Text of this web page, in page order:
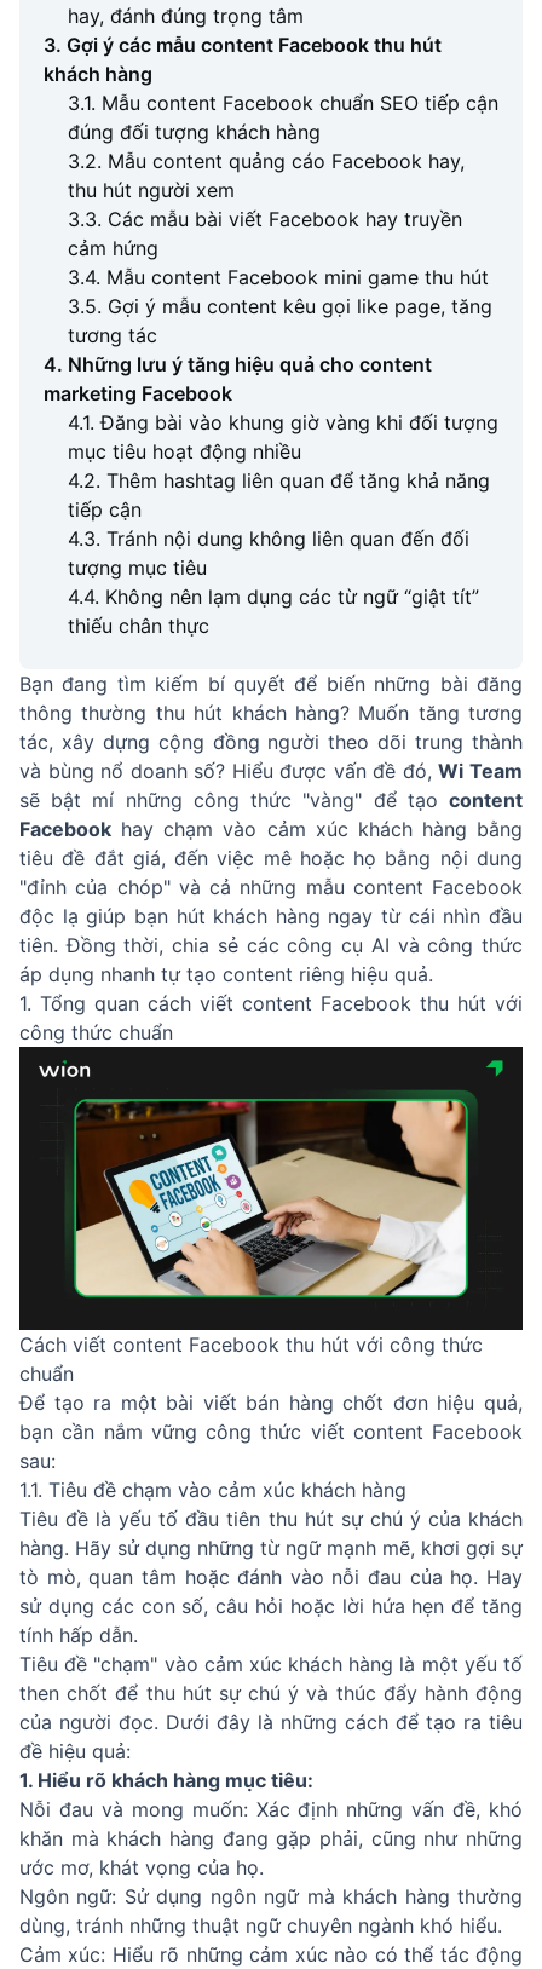
hay, đánh đúng trọng tâm
3. Gợi ý các mẫu content Facebook thu hút
khách hàng
3.1. Mẫu content Facebook chuẩn SEO tiếp cận
đúng đối tượng khách hàng
3.2. Mẫu content quảng cáo Facebook hay,
thu hút người xem
3.3. Các mẫu bài viết Facebook hay truyền
cảm hứng
3.4. Mẫu content Facebook mini game thu hút
3.5. Gợi ý mẫu content kêu gọi like page, tăng
tương tác
4. Những lưu ý tăng hiệu quả cho content
marketing Facebook
4.1. Đăng bài vào khung giờ vàng khi đối tượng
mục tiêu hoạt động nhiều
4.2. Thêm hashtag liên quan để tăng khả năng
tiếp cận
4.3. Tránh nội dung không liên quan đến đối
tượng mục tiêu
4.4. Không nên lạm dụng các từ ngữ “giật tít”
thiếu chân thực
Bạn đang tìm kiếm bí quyết để biến những bài đăng
thông thường thu hút khách hàng? Muốn tăng tương
tác, xây dựng cộng đồng người theo dõi trung thành
và bùng nổ doanh số? Hiểu được vấn đề đó,Wi Team
sẽ bật mí những công thức "vàng" để tạo content
Facebook hay chạm vào cảm xúc khách hàng bằng
tiêu đề đắt giá, đến việc mê hoặc họ bằng nội dung
"đỉnh của chóp" và cả những mẫu content Facebook
độc lạ giúp bạn hút khách hàng ngay từ cái nhìn đầu
tiên. Đồng thời, chia sẻ các công cụ AI và công thức
áp dụng nhanh tự tạo content riêng hiệu quả.
1. Tổng quan cách viết content Facebook thu hút với
công thức chuẩn
Cách viết content Facebook thu hút với công thức
chuẩn
Để tạo ra một bài viết bán hàng chốt đơn hiệu quả,
bạn cần nắm vững công thức viết content Facebook
sau:
1.1. Tiêu đề chạm vào cảm xúc khách hàng
Tiêu đề là yếu tố đầu tiên thu hút sự chú ý của khách
hàng. Hãy sử dụng những từ ngữ mạnh mẽ, khơi gợi sự
tò mò, quan tâm hoặc đánh vào nỗi đau của họ. Hay
sử dụng các con số, câu hỏi hoặc lời hứa hẹn để tăng
tính hấp dẫn.
Tiêu đề "chạm" vào cảm xúc khách hàng là một yếu tố
then chốt để thu hút sự chú ý và thúc đẩy hành động
của người đọc. Dưới đây là những cách để tạo ra tiêu
đề hiệu quả:
1. Hiểu rõ khách hàng mục tiêu:
Nỗi đau và mong muốn: Xác định những vấn đề, khó
khăn mà khách hàng đang gặp phải, cũng như những
ước mơ, khát vọng của họ.
Ngôn ngữ: Sử dụng ngôn ngữ mà khách hàng thường
dùng, tránh những thuật ngữ chuyên ngành khó hiểu.
Cảm xúc: Hiểu rõ những cảm xúc nào có thể tác động